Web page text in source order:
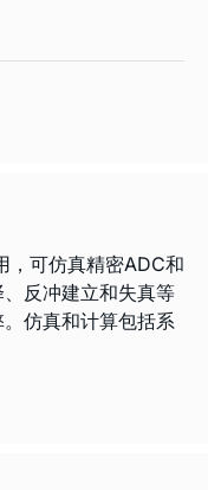
，可仿真精密ADC和
反冲建立和失真等
仿真和计算包括系